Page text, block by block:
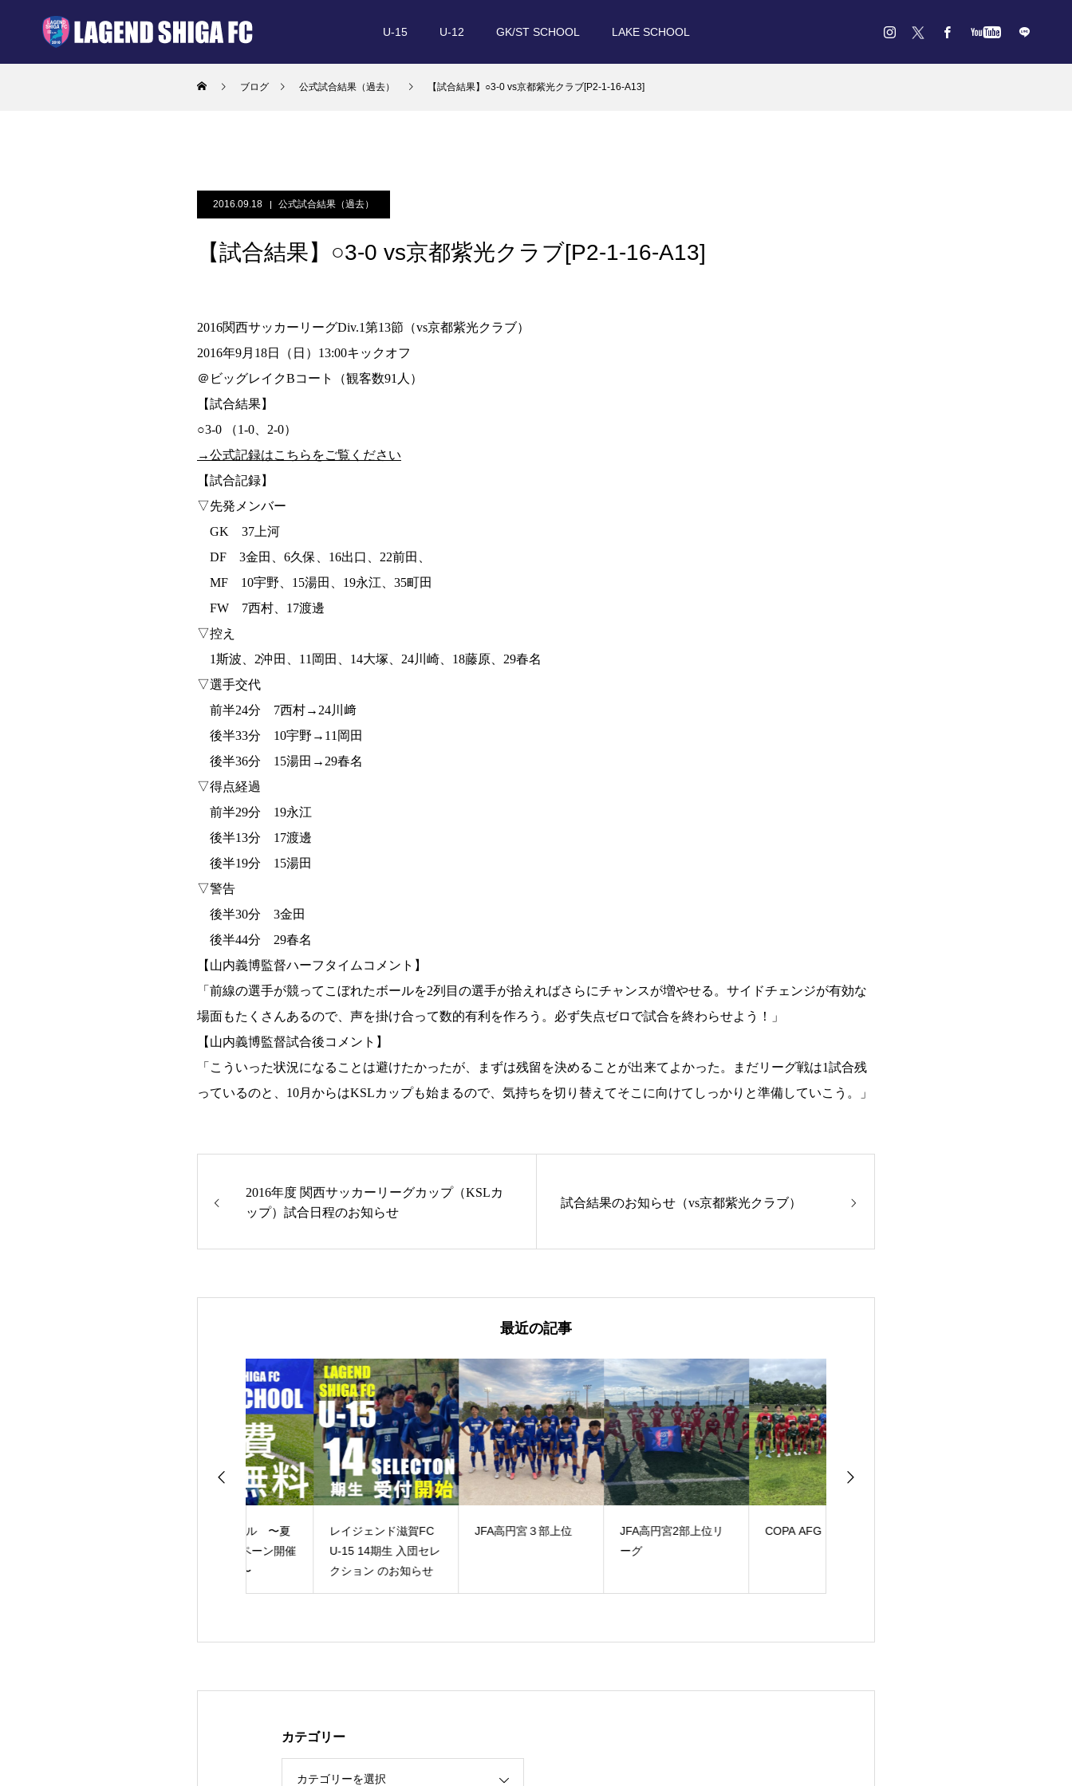
U-15 U-12 GK/ST SCHOOL LAKE SCHOOL
ブログ 公式試合結果（過去） 【試合結果】○3-0 vs京都紫光クラブ[P2-1-16-A13]
2016.09.18 公式試合結果（過去）
【試合結果】○3-0 vs京都紫光クラブ[P2-1-16-A13]
2016関西サッカーリーグDiv.1第13節（vs京都紫光クラブ）
2016年9月18日（日）13:00キックオフ
＠ビッグレイクBコート（観客数91人）
【試合結果】
○3-0 （1-0、2-0）
→公式記録はこちらをご覧ください
【試合記録】
▽先発メンバー
GK 37上河
DF 3金田、6久保、16出口、22前田、
MF 10宇野、15湯田、19永江、35町田
FW 7西村、17渡邊
▽控え
1斯波、2沖田、11岡田、14大塚、24川崎、18藤原、29春名
▽選手交代
前半24分 7西村→24川﨑
後半33分 10宇野→11岡田
後半36分 15湯田→29春名
▽得点経過
前半29分 19永江
後半13分 17渡邊
後半19分 15湯田
▽警告
後半30分 3金田
後半44分 29春名
【山内義博監督ハーフタイムコメント】
「前線の選手が競ってこぼれたボールを2列目の選手が拾えればさらにチャンスが増やせる。サイドチェンジが有効な
場面もたくさんあるので、声を掛け合って数的有利を作ろう。必ず失点ゼロで試合を終わらせよう！」
【山内義博監督試合後コメント】
「こういった状況になることは避けたかったが、まずは残留を決めることが出来てよかった。まだリーグ戦は1試合残
っているのと、10月からはKSLカップも始まるので、気持ちを切り替えてそこに向けてしっかりと準備していこう。」
2016年度 関西サッカーリーグカップ（KSLカ
ップ）試合日程のお知らせ
試合結果のお知らせ（vs京都紫光クラブ）
最近の記事
レイジェンド滋賀FC
U-15 14期生 入団セレ
クション のお知らせ
JFA高円宮３部上位
JFA高円宮2部上位リ
COPA AFG U-14
カテゴリー
カテゴリーを選択